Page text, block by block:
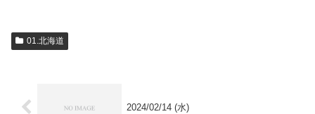
01.北海道
2024/02/14 (水)